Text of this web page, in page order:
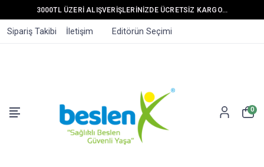
3000TL ÜZERİ ALIŞVERİŞLERİNİZDE ÜCRETSİZ KARGO...
Sipariş Takibi İletişim Editörün Seçimi
0